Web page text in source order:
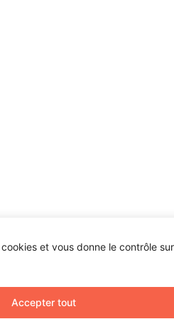
et vous donne le contrôle
Accepter tout